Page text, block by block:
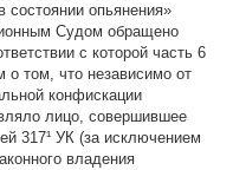
состоянии опьянения»
Судом обращено
с которой часть 6
о том, что независимо от
конфискации
лицо, совершившее
317¹ УК (за исключением
владения